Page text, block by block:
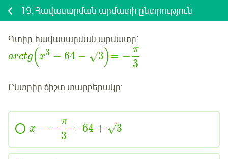
19. Հավասարման արմատի ընտրություն
Գտիր հավասարման արմատը՝
arctg(x3 − 64 − 3
–
√ ) = −
π
3
Ընտրիր ճիշտ տարբերակը:
x = −
π
3
+ 64 + 3
–
√